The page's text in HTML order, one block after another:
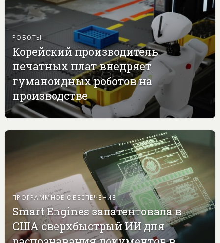
РОБОТЫ
Корейский производитель
печатных плат внедряет
гуманоидных роботов на
производстве
ПРОГРАММНОЕ ОБЕСПЕЧЕНИЕ
Smart Engines запатентовала в
США сверхбыстрый ИИ для